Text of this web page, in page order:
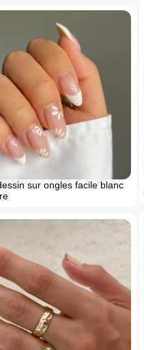
sur ongles facile blanc